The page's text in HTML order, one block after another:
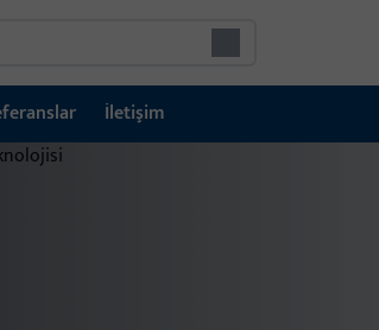
İletişim